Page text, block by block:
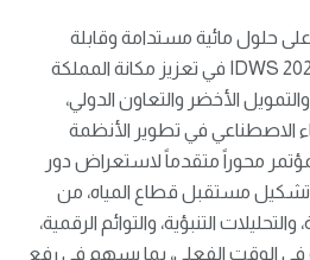
حلول مائية مستدامة وقابلة
للتمويل، يتوقع أن يسهم IDWS 2026 في تعزيز مكانة المملكة
الأخضر والتعاون الدولي،
الاصطناعي في تطوير الأنظمة
محوراً متقدماً لاستعراض دور
تشكيل مستقبل قطاع المياه، من
التنبؤية، والتوائم الرقمية،
في الوقت الفعلي، بما يسهم في رفع